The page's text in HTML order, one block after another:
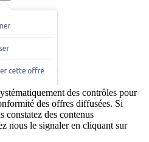
des contrôles pour
des offres diffusées. Si
constatez des contenus
nous le signaler en cliquant sur